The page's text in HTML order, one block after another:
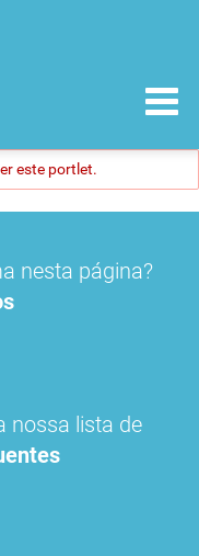
este portlet.
nesta página?
nossa lista de